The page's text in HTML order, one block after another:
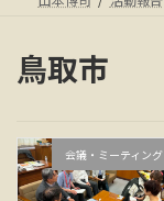
鳥取市
会議・ミーティング